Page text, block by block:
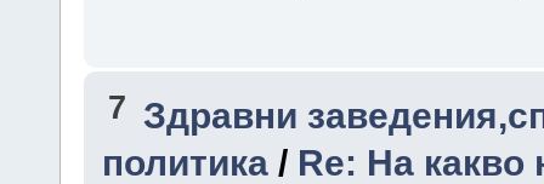
7 Здравни
политика/ Re: На какво